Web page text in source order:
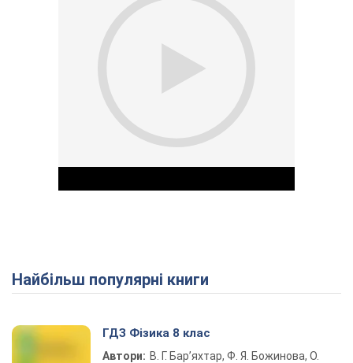
Play Video
Найбільш популярні книги
ГДЗ Фізика 8 клас
Автори: В. Г. Бар’яхтар, Ф. Я. Божинова, О.